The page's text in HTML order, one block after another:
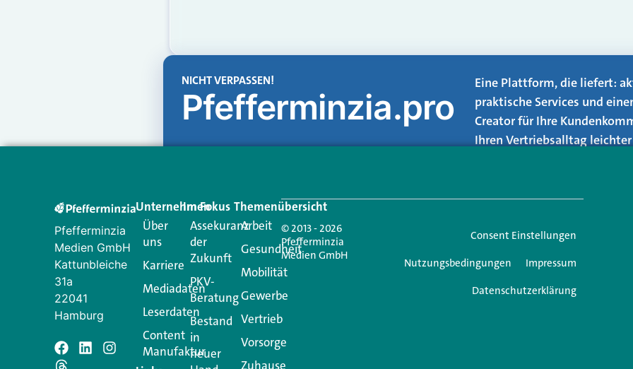
NICHT VERPASSEN!
Pfefferminzia.pro
Eine Plattform, die liefert:
praktische Services und
Creator für Ihre
Ihren Vertriebsalltag
Schreiben Sie einen Kommentar
Pfefferminzia
Medien GmbH
Kattunbleiche
31a
22041
Hamburg
Unternehmen
Über
uns
Karriere
Mediadaten
Leserdaten
Content
Manufaktur
Im Fokus
Assekuranz
der
Zukunft
PKV-
Beratung
Bestand
in
neuer
Themenübersicht
Arbeit
Gesundheit
Mobilität
Gewerbe
Vertrieb
Vorsorge
Zuhause
© 2013 - 2026
Pfefferminzia
Medien GmbH
Consent Einstellungen
Nutzungsbedingungen
Impressum
Datenschutzerklärung